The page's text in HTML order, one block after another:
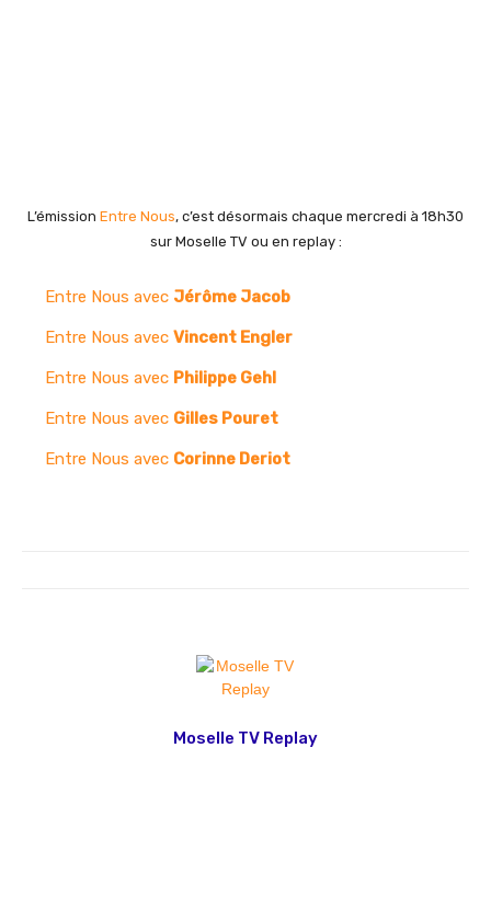
L’émission Entre Nous, c’est désormais chaque mercredi à 18h30
sur Moselle TV ou en replay :
Entre Nous avec Jérôme Jacob
Entre Nous avec Vincent Engler
Entre Nous avec Philippe Gehl
Entre Nous avec Gilles Pouret
Entre Nous avec Corinne Deriot
Moselle TV Replay